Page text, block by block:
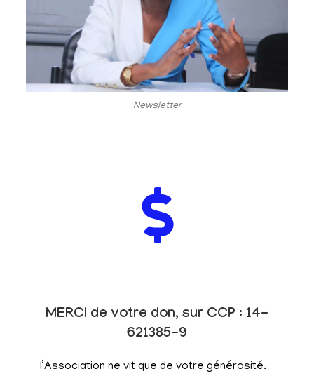
Newsletter
MERCI de votre don, sur CCP : 14-
621385-9
l’Association ne vit que de votre générosité.